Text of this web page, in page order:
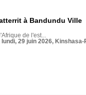
à Bandundu Ville
de l'est...
lundi, 29 juin 2026,